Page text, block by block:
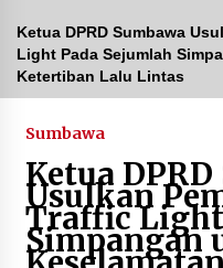
Kejaksaan KSB Mulai Lidik
Sekongkang Bawah
Kec. Plampang, Polres
Proses Penyelidikan
4 minggu ago
Ketua DPRD Sumbawa
Light Pada Sejumlah
Ketertiban Lalu Lintas
Sumbawa
Ketua
Usulkan
Traffic Light
Simpangan